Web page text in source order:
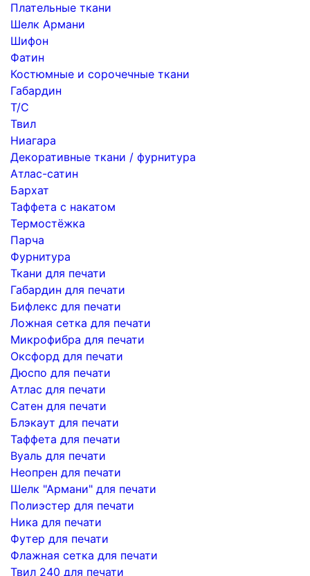
Плательные ткани
Шелк Армани
Шифон
Фатин
Костюмные и сорочечные ткани
Габардин
Т/С
Твил
Ниагара
Декоративные ткани / фурнитура
Атлас-сатин
Бархат
Таффета с накатом
Термостёжка
Парча
Фурнитура
Ткани для печати
Габардин для печати
Бифлекс для печати
Ложная сетка для печати
Микрофибра для печати
Оксфорд для печати
Дюспо для печати
Атлас для печати
Сатен для печати
Блэкаут для печати
Таффета для печати
Вуаль для печати
Неопрен для печати
Шелк "Армани" для печати
Полиэстер для печати
Ника для печати
Футер для печати
Флажная сетка для печати
Твил 240 для печати